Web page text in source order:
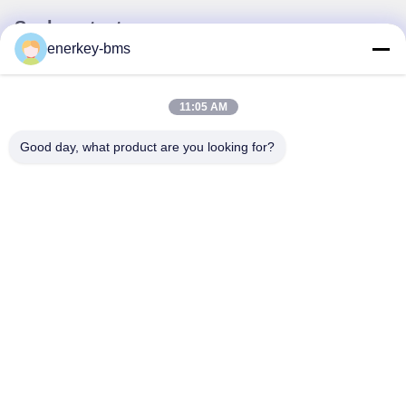
Snel contact
Gebied A, negende verdieping, gebouw G, Guancheng Low
Carbon Industrial Park, Shangcun Community, Gongming
enerkey-bms
11:05 AM
Good day, what product are you looking for?